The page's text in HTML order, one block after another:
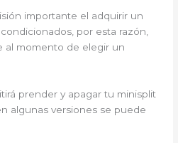
importante el adquirir un
por esta razón,
al momento de elegir un
prender y apagar tu minisplit
algunas versiones se puede